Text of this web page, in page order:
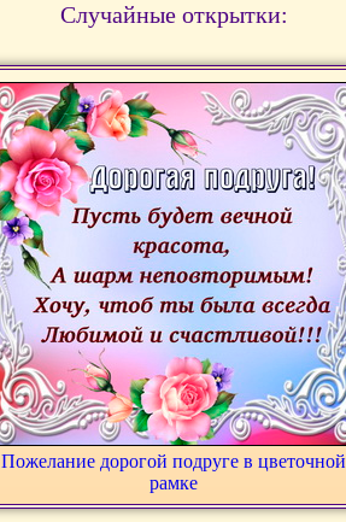
Случайные открытки:
Пожелание дорогой подруге в цветочной
рамке